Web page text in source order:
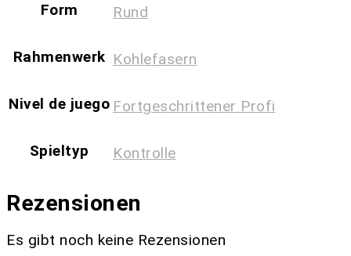
Form
Rund
Rahmenwerk Kohlefasern
Nivel de juego Fortgeschrittener Profi
Spieltyp Kontrolle
Rezensionen
Es gibt noch keine Rezensionen